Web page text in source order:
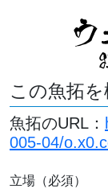
この魚拓
魚拓のURL：
005-04/
立場（必須）